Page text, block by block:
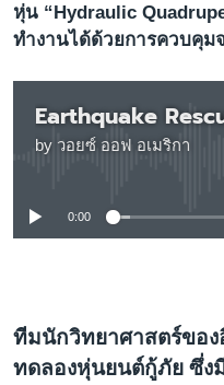
เลือกภาษา
หุ่น “Hydraulic
ทำงานได้ด้วยการควบคุม
Earthquake
by วอยซ์ ออฟ อเมริกา
No media
0:00
ทีมนักวิทยาศาสตร์ของ
ทดลองหุ่นยนต์กู้ภัย ซึ่ง